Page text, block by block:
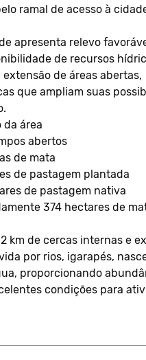
ramal de acesso à
apresenta relevo
de recursos
de áreas abertas,
que ampliam suas
da área
abertos
de mata
de pastagem plantada
de pastagem nativa
374 hectares de
km de cercas internas e
por rios, igarapés,
proporcionando
condições para